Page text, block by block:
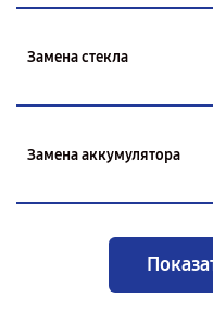
Замена стекла
Замена аккумулятора